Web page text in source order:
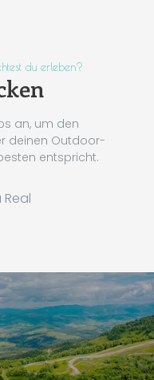
du erleben?
an, um den
deinen Outdoor-
entspricht.
Real